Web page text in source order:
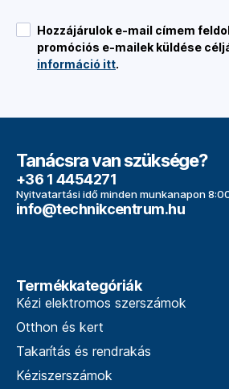
Hozzájárulok e-mail címem
promóciós e-mailek küldése
információ itt.
Tanácsra van szüksége?
+36 1 4454271
Nyitvatartási idő minden munkanapon
info@technikcentrum.hu
Termékkategóriák
Kézi elektromos szerszámok
Otthon és kert
Takarítás és rendrakás
Kéziszerszámok